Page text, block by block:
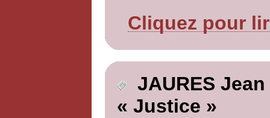
Cliquez pour
JAURES Jean
« Justice »